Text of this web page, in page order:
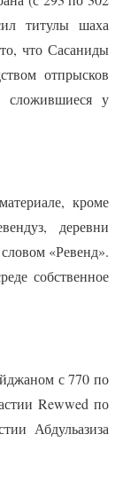
титулы шаха
что Сасаниды
отпрысков
сложившиеся у
кроме
деревни
«Ревенд».
собственное
с 770 по
Rewwed по
Абдульазиза